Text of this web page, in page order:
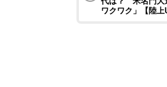
ワクワク」【陸上